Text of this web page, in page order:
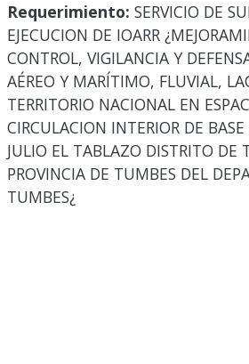
Requerimiento: SERVICIO DE
EJECUCION DE IOARR
CONTROL, VIGILANCIA Y
AÉREO Y MARÍTIMO, FLUVIAL,
TERRITORIO NACIONAL EN
CIRCULACION INTERIOR DE
JULIO EL TABLAZO DISTRITO DE
PROVINCIA DE TUMBES DEL
TUMBES¿